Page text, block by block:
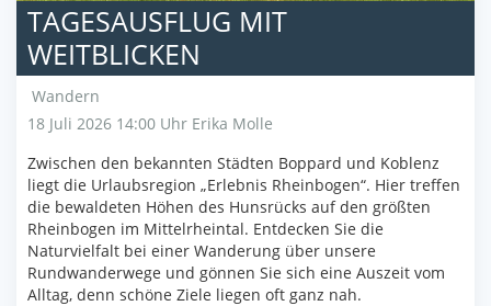
TAGESAUSFLUG MIT
WEITBLICKEN
Wandern
18 Juli 2026 14:00 Uhr Erika Molle
Zwischen den bekannten Städten Boppard und Koblenz
liegt die Urlaubsregion „Erlebnis Rheinbogen“. Hier treffen
die bewaldeten Höhen des Hunsrücks auf den größten
Rheinbogen im Mittelrheintal. Entdecken Sie die
Naturvielfalt bei einer Wanderung über unsere
Rundwanderwege und gönnen Sie sich eine Auszeit vom
Alltag, denn schöne Ziele liegen oft ganz nah.